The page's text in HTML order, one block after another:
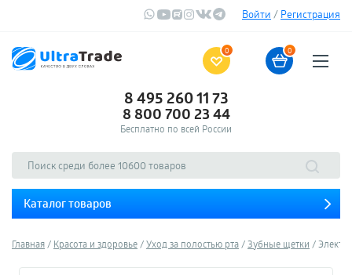
Войти / Регистрация
0 0
8 495 260 11 73
8 800 700 23 44
Бесплатно по всей России
Каталог товаров
Главная Красота и здоровье Уход за полостью рта Зубные щетки